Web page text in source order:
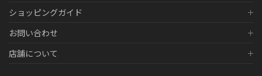
ショッピングガイド
お問い合わせ
店舗について